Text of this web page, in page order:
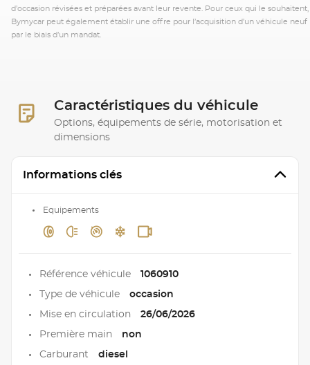
d’occasion révisées et préparées avant leur revente. Pour ceux qui le souhaitent,
Bymycar peut également établir une offre pour l’acquisition d’un véhicule neuf
par le biais d’un mandat.
Caractéristiques du véhicule
Options, équipements de série, motorisation et
dimensions
Informations clés
Equipements
Référence véhicule 1060910
Type de véhicule occasion
Mise en circulation 26/06/2026
Première main non
Carburant diesel